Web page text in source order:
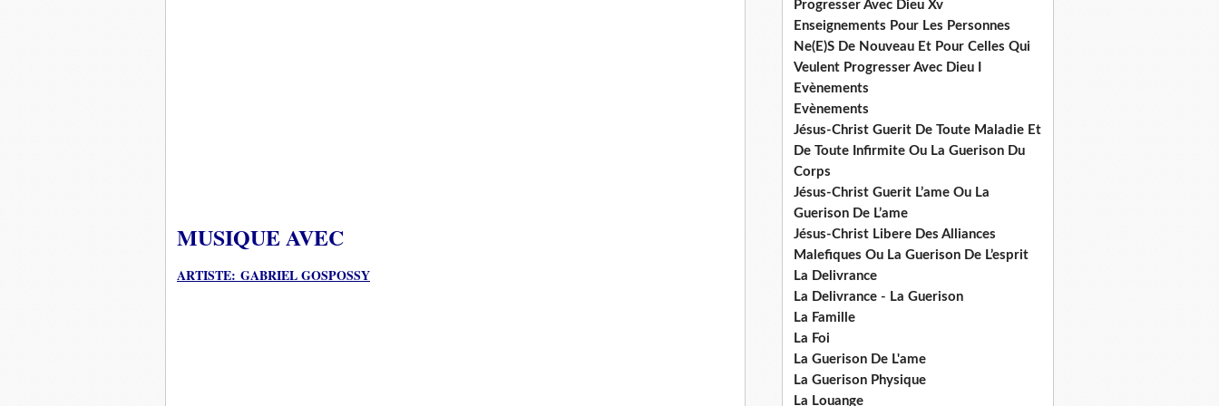
MUSIQUE AVEC
ARTISTE: GABRIEL GOSPOSSY
Progresser Avec Dieu Xv
Enseignements Pour Les Personnes
Ne(E)S De Nouveau Et Pour Celles Qui
Veulent Progresser Avec Dieu I
Evènements
Evènements
Jésus-Christ Guerit De Toute Maladie Et
De Toute Infirmite Ou La Guerison Du
Corps
Jésus-Christ Guerit L’ame Ou La
Guerison De L’ame
Jésus-Christ Libere Des Alliances
Malefiques Ou La Guerison De L’esprit
La Delivrance
La Delivrance - La Guerison
La Famille
La Foi
La Guerison De L'ame
La Guerison Physique
La Louange